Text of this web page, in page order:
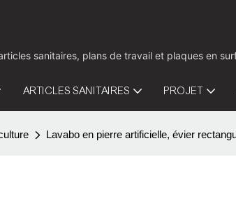
sanitaires, plans de travail et plaques en
ARTICLES SANITAIRES PROJET
Lavabo en pierre artificielle, évier